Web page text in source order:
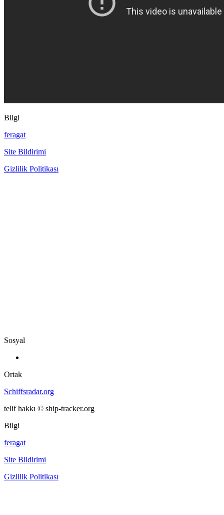
Bilgi
feragat
Site Bildirimi
Gizlilik Politikası
Sosyal
Ortak
Schiffsradar.org
telif hakkı © ship-tracker.org
Bilgi
feragat
Site Bildirimi
Gizlilik Politikası